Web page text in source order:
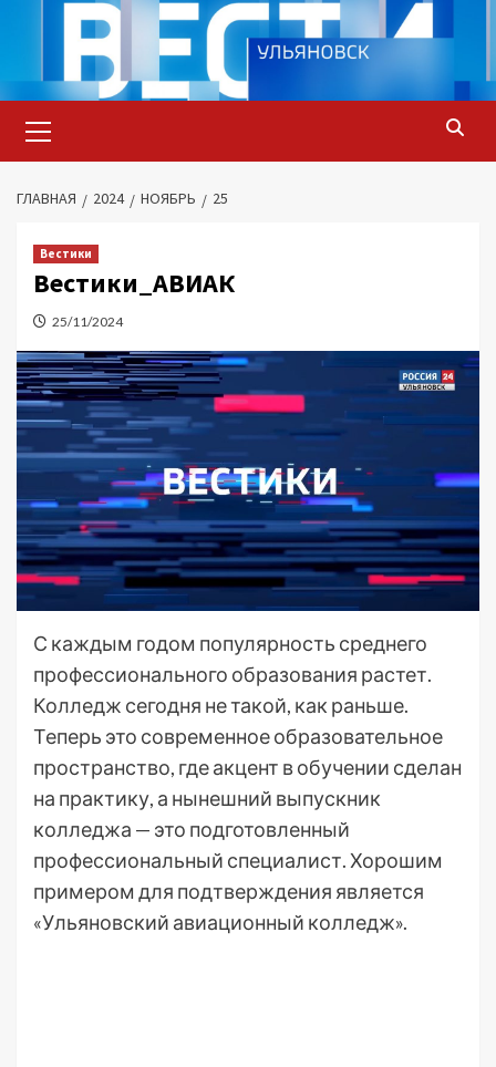
содержимому
меню
ГЛАВНАЯ 2024 НОЯБРЬ 25
Вестики
Вестики_АВИАК
25/11/2024
С каждым годом популярность среднего
профессионального образования растет.
Колледж сегодня не такой, как раньше.
Теперь это современное образовательное
пространство, где акцент в обучении сделан
на практику, а нынешний выпускник
колледжа — это подготовленный
профессиональный специалист. Хорошим
примером для подтверждения является
«Ульяновский авиационный колледж».